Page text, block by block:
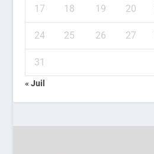
17 18 19 20
24 25 26 27
31
« Juil